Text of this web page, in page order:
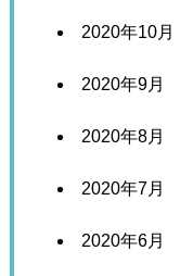
2020年10月
2020年9月
2020年8月
2020年7月
2020年6月